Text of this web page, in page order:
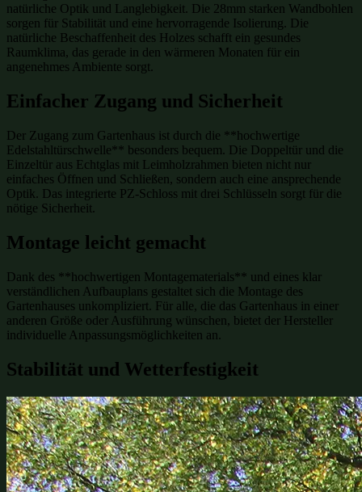
natürliche Optik und Langlebigkeit. Die 28mm starken Wandbohlen
sorgen für Stabilität und eine hervorragende Isolierung. Die
natürliche Beschaffenheit des Holzes schafft ein gesundes
Raumklima, das gerade in den wärmeren Monaten für ein
angenehmes Ambiente sorgt.
Einfacher Zugang und Sicherheit
Der Zugang zum Gartenhaus ist durch die **hochwertige
Edelstahltürschwelle** besonders bequem. Die Doppeltür und die
Einzeltür aus Echtglas mit Leimholzrahmen bieten nicht nur
einfaches Öffnen und Schließen, sondern auch eine ansprechende
Optik. Das integrierte PZ-Schloss mit drei Schlüsseln sorgt für die
nötige Sicherheit.
Montage leicht gemacht
Dank des **hochwertigen Montagematerials** und eines klar
verständlichen Aufbauplans gestaltet sich die Montage des
Gartenhauses unkompliziert. Für alle, die das Gartenhaus in einer
anderen Größe oder Ausführung wünschen, bietet der Hersteller
individuelle Anpassungsmöglichkeiten an.
Stabilität und Wetterfestigkeit